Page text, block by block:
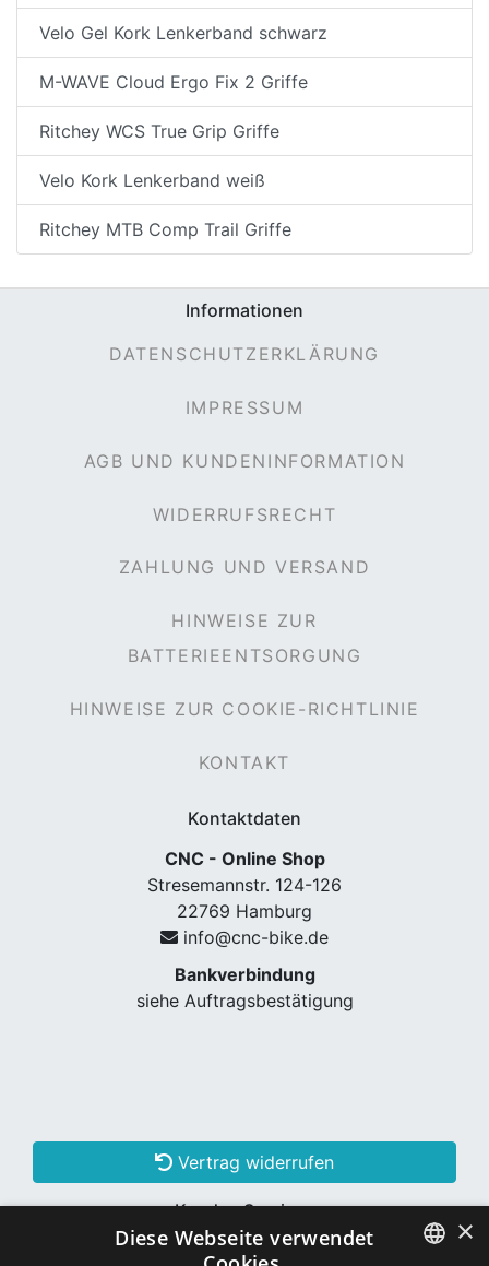
Velo Gel Kork Lenkerband schwarz
M-WAVE Cloud Ergo Fix 2 Griffe
Ritchey WCS True Grip Griffe
Velo Kork Lenkerband weiß
Ritchey MTB Comp Trail Griffe
Informationen
DATENSCHUTZERKLÄRUNG
IMPRESSUM
AGB UND KUNDENINFORMATION
WIDERRUFSRECHT
ZAHLUNG UND VERSAND
HINWEISE ZUR
BATTERIEENTSORGUNG
HINWEISE ZUR COOKIE-RICHTLINIE
KONTAKT
Kontaktdaten
CNC - Online Shop
Stresemannstr. 124-126
22769 Hamburg
info@cnc-bike.de
Bankverbindung
siehe Auftragsbestätigung
Vertrag widerrufen
Kunden Services
Konto erstellen
×
Diese Webseite verwendet